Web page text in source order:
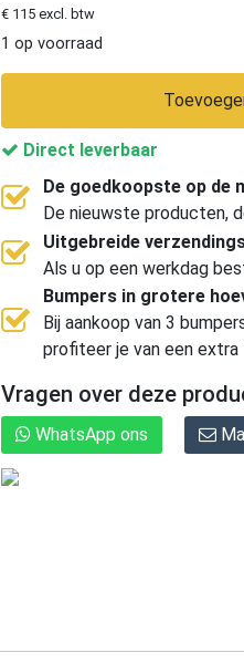
€ 115 excl. btw
1 op voorraad
Direct leverbaar
De goedkoopste op de
De nieuwste producten,
Uitgebreide
Als u op een werkdag
Bumpers in grotere
Bij aankoop van 3
profiteer je van een extra
Vragen over deze
WhatsApp ons